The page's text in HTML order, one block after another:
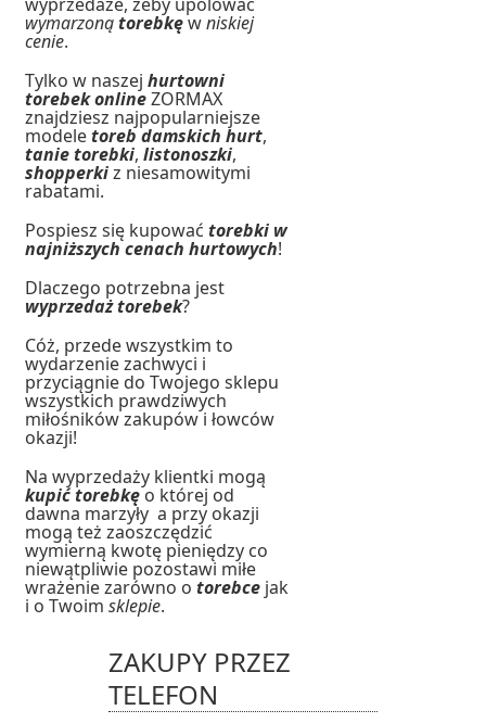
wymarzonątorebkęwniskiej
cenie.
Tylko w naszejhurtowni
torebek onlineZORMAX
znajdziesz najpopularniejsze
modeletoreb damskich hurt,
tanie torebki,listonoszki,
shopperkiz niesamowitymi
rabatami.
Pospiesz się kupowaćtorebki w
najniższych cenach hurtowych!
Dlaczego potrzebna jest
wyprzedaż torebek?
Cóż, przede wszystkim to
wydarzenie zachwyci i
przyciągnie do Twojego sklepu
wszystkich prawdziwych
miłośników zakupów i łowców
okazji!
Na wyprzedaży klientki mogą
kupić torebkęo której od
dawna marzyły a przy okazji
mogą też zaoszczędzić
wymierną kwotę pieniędzy co
niewątpliwie pozostawi miłe
wrażenie zarówno otorebce jak
i o Twoimsklepie.
ZAKUPY PRZEZ
TELEFON